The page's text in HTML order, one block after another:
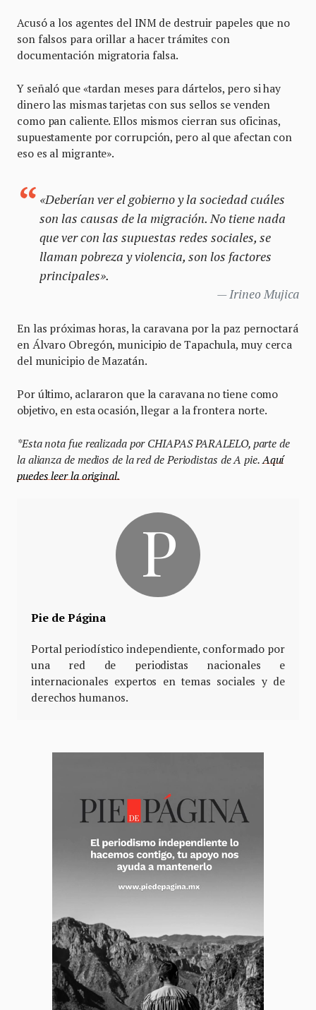
Acusó a los agentes del INM de destruir papeles que no
son falsos para orillar a hacer trámites con
documentación migratoria falsa.
Y señaló que «tardan meses para dártelos, pero si hay
dinero las mismas tarjetas con sus sellos se venden
como pan caliente. Ellos mismos cierran sus oficinas,
supuestamente por corrupción, pero al que afectan con
eso es al migrante».
«Deberían ver el gobierno y la sociedad cuáles
son las causas de la migración. No tiene nada
que ver con las supuestas redes sociales, se
llaman pobreza y violencia, son los factores
principales».
Irineo Mujica
En las próximas horas, la caravana por la paz pernoctará
en Álvaro Obregón, municipio de Tapachula, muy cerca
del municipio de Mazatán.
Por último, aclararon que la caravana no tiene como
objetivo, en esta ocasión, llegar a la frontera norte.
*Esta nota fue realizada por CHIAPAS PARALELO, parte de
la alianza de medios de la red de Periodistas de A pie. Aquí
puedes leer la original.
Pie de Página
Portal periodístico independiente, conformado por
una red de periodistas nacionales e
internacionales expertos en temas sociales y de
derechos humanos.